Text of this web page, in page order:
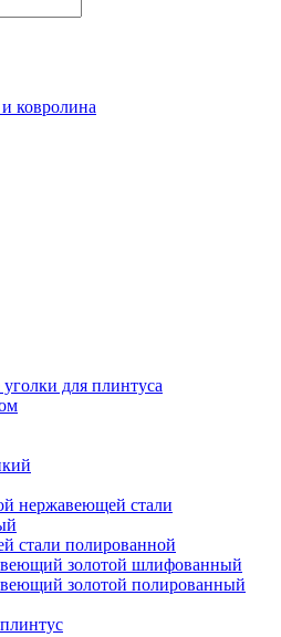
ковролина
для плинтуса
нержавеющей стали
стали полированной
золотой шлифованный
золотой полированный